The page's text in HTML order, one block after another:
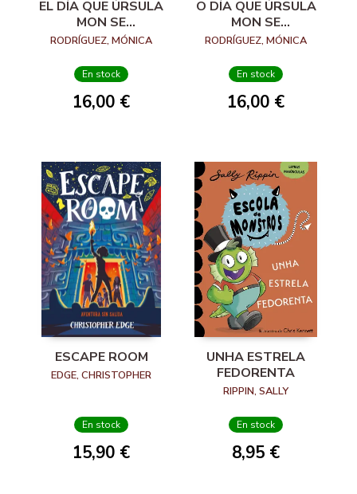
EL DÍA QUE ÚRSULA
MON SE
CONVIRTIÓ EN
RODRÍGUEZ, MÓNICA
En stock
16,00 €
O DÍA QUE ÚRSULA
MON SE
CONVERTEU EN
RODRÍGUEZ, MÓNICA
En stock
16,00 €
ESCAPE ROOM
EDGE, CHRISTOPHER
En stock
15,90 €
UNHA ESTRELA
FEDORENTA
RIPPIN, SALLY
En stock
8,95 €